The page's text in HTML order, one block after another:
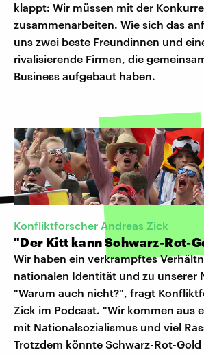
klappt: Wir müssen mit der
zusammenarbeiten. Wie sich das
uns zwei beste Freundinnen und
rivalisierende Firmen, die
Business aufgebaut haben.
Konfliktforscher Andreas Zick
"Der Kitt kann Schwarz-Rot-
Wir haben ein verkrampftes
nationalen Identität und zu unserer
"Warum auch nicht?", fragt
Zick im Podcast. "Wir kommen aus
mit Nationalsozialismus und viel
Trotzdem könnte Schwarz-Rot-